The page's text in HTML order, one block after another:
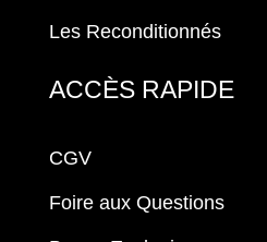
Les Reconditionnés
ACCÈS RAPIDE
CGV
Foire aux Questions